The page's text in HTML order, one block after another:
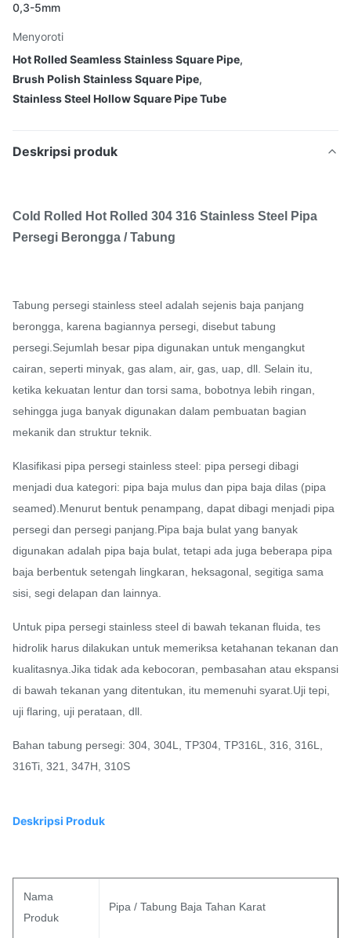
0,3-5mm
Menyoroti
Hot Rolled Seamless Stainless Square Pipe,
Brush Polish Stainless Square Pipe,
Stainless Steel Hollow Square Pipe Tube
Deskripsi produk
Cold Rolled Hot Rolled 304 316 Stainless Steel Pipa
Persegi Berongga / Tabung
Tabung persegi stainless steel adalah sejenis baja panjang
berongga, karena bagiannya persegi, disebut tabung
persegi.Sejumlah besar pipa digunakan untuk mengangkut
cairan, seperti minyak, gas alam, air, gas, uap, dll. Selain itu,
ketika kekuatan lentur dan torsi sama, bobotnya lebih ringan,
sehingga juga banyak digunakan dalam pembuatan bagian
mekanik dan struktur teknik.
Klasifikasi pipa persegi stainless steel: pipa persegi dibagi
menjadi dua kategori: pipa baja mulus dan pipa baja dilas (pipa
seamed).Menurut bentuk penampang, dapat dibagi menjadi pipa
persegi dan persegi panjang.Pipa baja bulat yang banyak
digunakan adalah pipa baja bulat, tetapi ada juga beberapa pipa
baja berbentuk setengah lingkaran, heksagonal, segitiga sama
sisi, segi delapan dan lainnya.
Untuk pipa persegi stainless steel di bawah tekanan fluida, tes
hidrolik harus dilakukan untuk memeriksa ketahanan tekanan dan
kualitasnya.Jika tidak ada kebocoran, pembasahan atau ekspansi
di bawah tekanan yang ditentukan, itu memenuhi syarat.Uji tepi,
uji flaring, uji perataan, dll.
Bahan tabung persegi: 304, 304L, TP304, TP316L, 316, 316L,
316Ti, 321, 347H, 310S
Deskripsi Produk
Nama
Produk
Pipa / Tabung Baja Tahan Karat